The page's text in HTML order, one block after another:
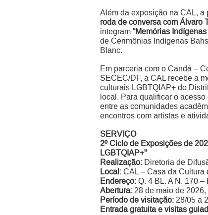
Além da exposição na CAL,
roda de conversa com Álvaro
integram “Memórias
de Cerimônias Indígenas
Blanc.
Em parceria com o Candá –
SECEC/DF, a CAL recebe a
culturais LGBTQIAP+ do
local. Para qualificar o
entre as comunidades
encontros com artistas e
SERVIÇO
2º Ciclo de Exposições de
LGBTQIAP+"
Realização: Diretoria de
Local: CAL – Casa da Cultura
Endereço: Q. 4 BL. A N. 170
Abertura: 28 de maio de 2026,
Período de visitação: 28/05 a
Entrada gratuita e visitas